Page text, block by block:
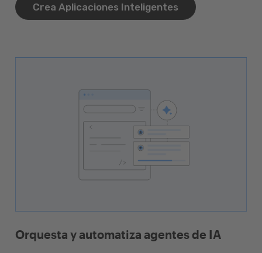
Crea Aplicaciones Inteligentes
Orquesta y automatiza agentes de IA